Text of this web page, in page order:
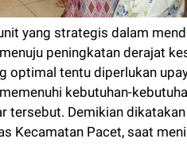
yang strategis dalam
peningkatan derajat
optimal tentu diperlukan
kebutuhan-
tersebut. Demikian
Kecamatan Pacet, saat